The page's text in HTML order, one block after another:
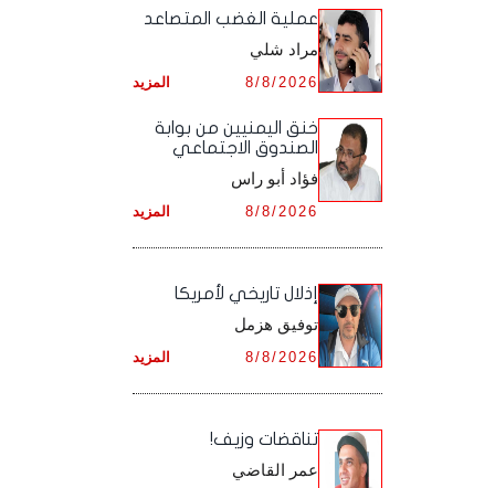
أرشيف شهر نـوفـمـبـر ,
أرشيف شهر ديـسـمـبـر ,
أرشيف شهر أكـتـوبـر ,
أرشيف شهر نـوفـمـبـر ,
أرشيف شهر ديـسـمـبـر ,
أرشيف شهر سـبـتـمـبـر ,
أرشيف شهر أكـتـوبـر ,
أرشيف شهر نـوفـمـبـر ,
أرشيف شهر ديـسـمـبـر ,
‏عملية الغضب المتصاعد
مراد شلي
المزيد 8/8/2026
خنق اليمنيين من بوابة
الصندوق الاجتماعي
فؤاد أبو راس
المزيد 8/8/2026
إذلال تاريخي لأمريكا
توفيق هزمل
المزيد 8/8/2026
تناقضات وزيف!
عمر القاضي